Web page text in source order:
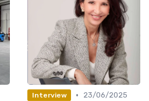
Interview •
23/06/2025